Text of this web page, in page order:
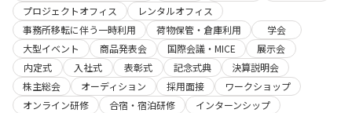
プロジェクトオフィス
レンタルオフィス
事務所移転に伴う一時利用
荷物保管・倉庫利用
学会
大型イベント
商品発表会 国際会議・MICE
展示会
内定式
入社式 表彰式 記念式典
決算説明会
株主総会
オーディション 採用面接
ワークショップ
オンライン研修
合宿・宿泊研修
インターンシップ